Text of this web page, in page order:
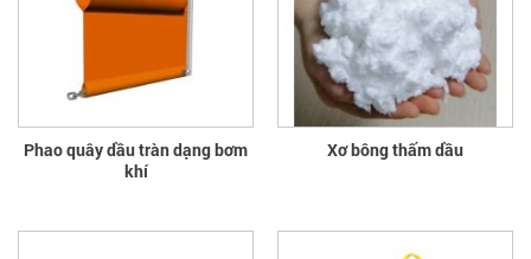
Phao quây dầu tràn dạng bơm
khí
Xơ bông thấm dầu